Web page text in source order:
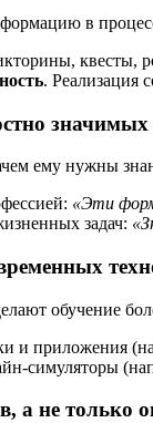
в
квесты,
. Реализация
значимых
ему нужны
«Эти
задач:
обучение
и приложения
симуляторы
а не только